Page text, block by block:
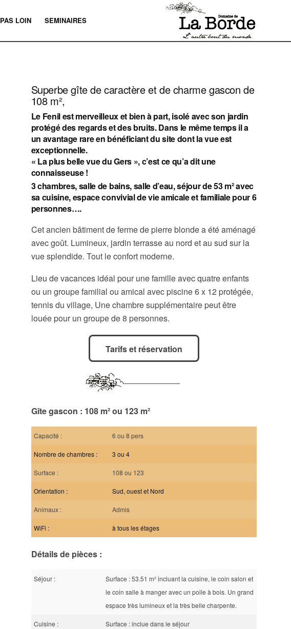
PAS LOIN SEMINAIRES
Superbe gîte de caractère et de charme gascon de
108 m²,
Le Fenil est merveilleux et bien à part, isolé avec son jardin
protégé des regards et des bruits. Dans le même temps il a
un avantage rare en bénéficiant du site dont la vue est
exceptionnelle.
« La plus belle vue du Gers », c’est ce qu’a dit une
connaisseuse !
3 chambres, salle de bains, salle d’eau, séjour de 53 m² avec
sa cuisine, espace convivial de vie amicale et familiale pour 6
personnes….
Cet ancien bâtiment de ferme de pierre blonde a été aménagé
avec goût. Lumineux, jardin terrasse au nord et au sud sur la
vue splendide. Tout le confort moderne.
Lieu de vacances idéal pour une famille avec quatre enfants
ou un groupe familial ou amical avec piscine 6 x 12 protégée,
tennis du village, Une chambre supplémentaire peut être
louée pour un groupe de 8 personnes.
Tarifs et réservation
Gîte gascon : 108 m² ou 123 m²
Capacité : 6 ou 8 pers
Nombre de chambres : 3 ou 4
Surface : 108 ou 123
Orientation : Sud, ouest et Nord
Animaux : Admis
WiFi : à tous les étages
Détails de pièces :
Séjour :
Surface : 53.51 m² incluant la cuisine, le coin salon et
le coin salle à manger avec un poile à bois. Un grand
espace très lumineux et la très belle charpente.
Cuisine :
Surface : inclue dans le séjour